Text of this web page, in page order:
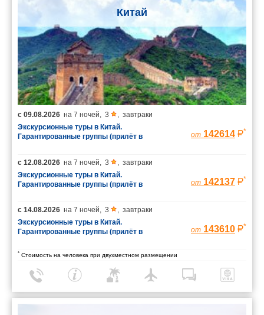
Китай
с 09.08.2026 на 7 ночей, 3 , завтраки
Экскурсионные туры в Китай.
Гарантированные группы (прилёт в
от 142614 *
с 12.08.2026 на 7 ночей, 3 , завтраки
Экскурсионные туры в Китай.
Гарантированные группы (прилёт в
от 142137 *
с 14.08.2026 на 7 ночей, 3 , завтраки
Экскурсионные туры в Китай.
Гарантированные группы (прилёт в
от 143610 *
* Стоимость на человека при двухместном размещении